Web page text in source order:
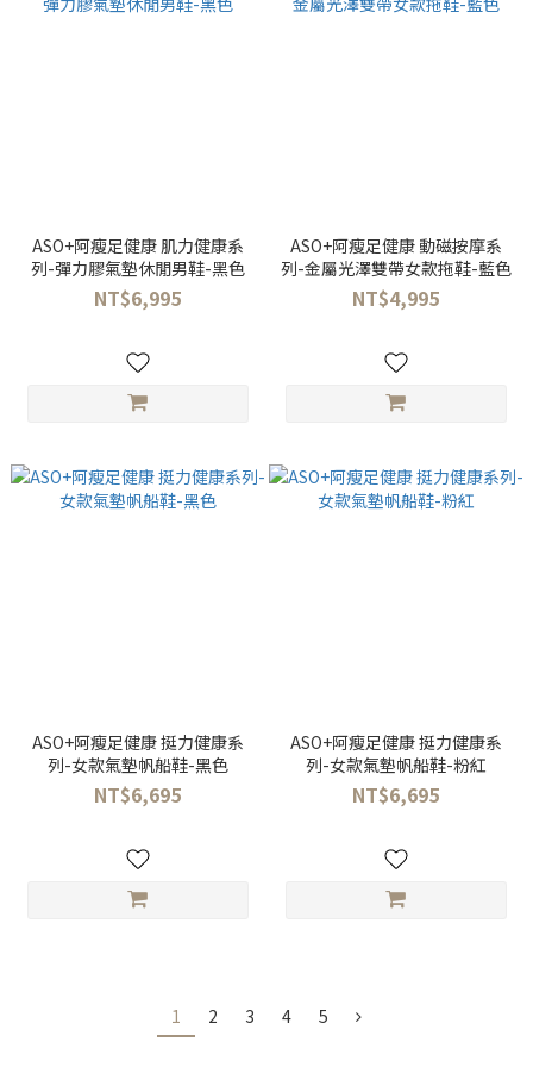
ASO+阿瘦足健康 肌力健康系
列-彈力膠氣墊休閒男鞋-黑色
NT$6,995
ASO+阿瘦足健康 動磁按摩系
列-金屬光澤雙帶女款拖鞋-藍色
NT$4,995
ASO+阿瘦足健康 挺力健康系
列-女款氣墊帆船鞋-黑色
NT$6,695
ASO+阿瘦足健康 挺力健康系
列-女款氣墊帆船鞋-粉紅
NT$6,695
1 2 3 4 5